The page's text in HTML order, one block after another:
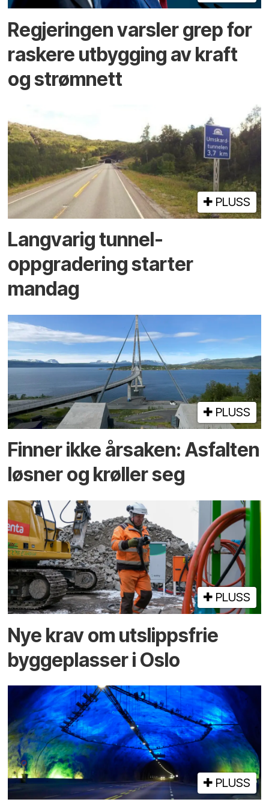
Regjeringen varsler grep for
raskere utbygging av kraft
og strømnett
PLUSS
Langvarig tunnel­
oppgradering starter
mandag
PLUSS
Finner ikke årsaken: Asfalten
løsner og krøller seg
PLUSS
Nye krav om utslippsfrie
byggeplasser i Oslo
PLUSS